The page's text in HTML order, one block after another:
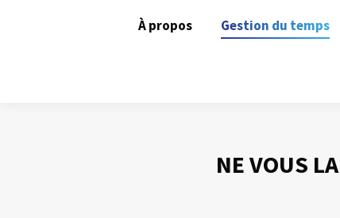
À propos Gestion du temps
NE VOUS